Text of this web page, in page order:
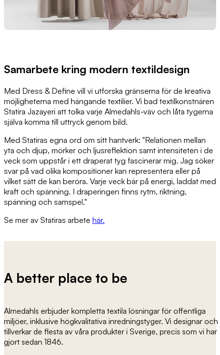
Samarbete kring modern textildesign
Med Dress & Define vill vi utforska gränserna för de kreativa
möjligheterna med hängande textilier. Vi bad textilkonstnären
Statira Jazayeri att tolka varje Almedahls-väv och låta tygerna
själva komma till uttryck genom bild.
Med Statiras egna ord om sitt hantverk: "Relationen mellan
yta och djup, mörker och ljusreflektion samt intensiteten i de
veck som uppstår i ett draperat tyg fascinerar mig. Jag söker
svar på vad olika kompositioner kan representera eller på
vilket sätt de kan beröra. Varje veck bär på energi, laddat med
kraft och spänning. I draperingen finns rytm, riktning,
spänning och samspel."
Se mer av Statiras arbete här.
A better place to be
Almedahls erbjuder kompletta textila lösningar för offentliga
miljöer, inklusive högkvalitativa inredningstyger. Vi designar och
tillverkar de flesta av våra produkter i Sverige, precis som vi har
gjort sedan 1846.